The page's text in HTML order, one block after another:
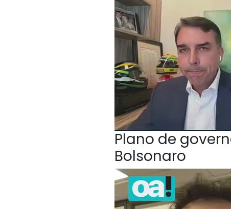
Plano de
Bolsonaro